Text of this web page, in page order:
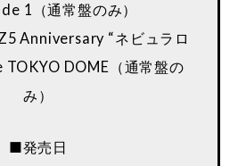
1（通常盤のみ）
Anniversary “ネビュラロ
TOKYO DOME（通常盤の
み）
■発売日